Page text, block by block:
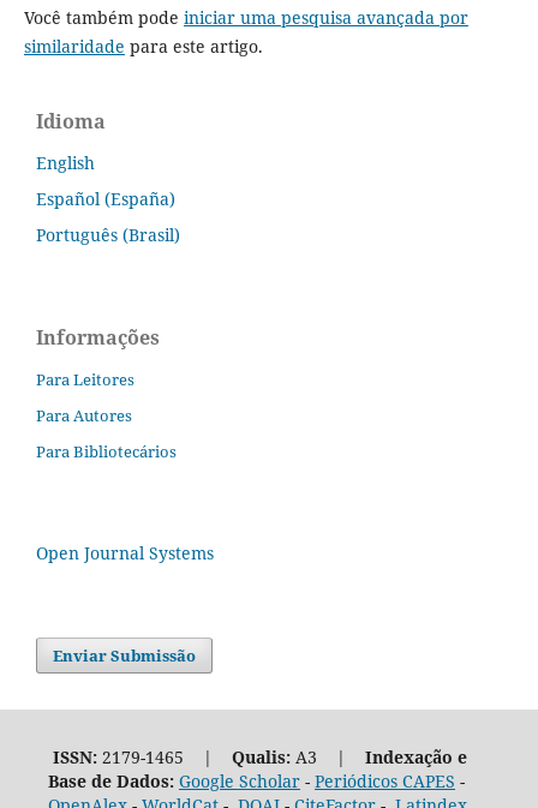
Você também pode iniciar uma pesquisa avançada por
similaridade para este artigo.
Idioma
English
Español (España)
Português (Brasil)
Informações
Para Leitores
Para Autores
Para Bibliotecários
Open Journal Systems
Enviar Submissão
ISSN:2179-1465 | Qualis:A3 | Indexação e
Base de Dados: Google Scholar- Periódicos CAPES -